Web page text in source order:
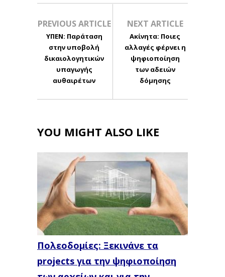
PREVIOUS ARTICLE
ΥΠΕΝ: Παράταση
στην υποβολή
δικαιολογητικών
υπαγωγής
αυθαιρέτων
NEXT ARTICLE
Ακίνητα: Ποιες
αλλαγές φέρνει η
ψηφιοποίηση
των αδειών
δόμησης
YOU MIGHT ALSO LIKE
Πολεοδομίες: Ξεκινάνε τα
projects για την ψηφιοποίηση